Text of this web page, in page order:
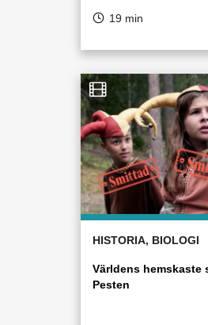
19 min
HISTORIA, BIOLOGI
Världens hemskaste
Pesten